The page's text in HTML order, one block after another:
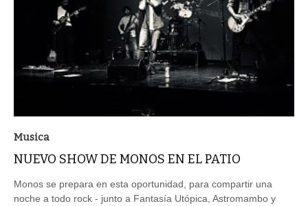
Musica
NUEVO SHOW DE MONOS EN EL PATIO
Monos se prepara en esta oportunidad, para compartir una
noche a todo rock - junto a Fantasía Utópica, Astromambo y